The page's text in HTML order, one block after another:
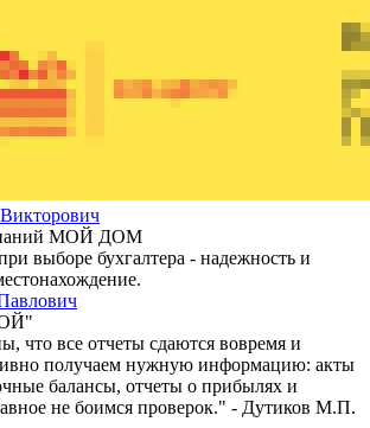
МОЙ ДОМ
выборе бухгалтера - надежность и
что все отчеты сдаются вовремя и
получаем нужную информацию: акты
балансы, отчеты о прибылях и
не боимся проверок." - Дутиков М.П.